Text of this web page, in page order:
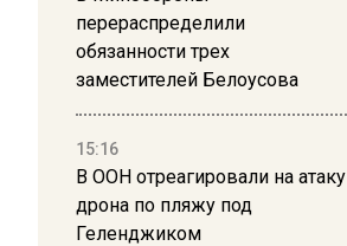
перераспределили
обязанности трех
заместителей Белоусова
15:16
В ООН отреагировали на атаку
дрона по пляжу под
Геленджиком